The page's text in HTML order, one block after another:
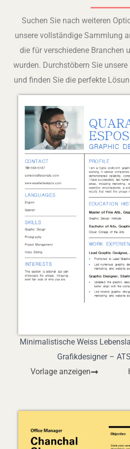
Suchen Sie nach weiteren
unsere vollständige Sammlung
die für verschiedene Branchen
wurden. Durchstöbern Sie
und finden Sie die perfekte
Minimalistische Weiss
Grafikdesigner –
Vorlage anzeigen